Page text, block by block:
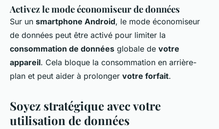
Activez le mode économiseur de données
Sur un smartphone Android, le mode économiseur
de données peut être activé pour limiter la
consommation de données globale de votre
appareil. Cela bloque la consommation en arrière-
plan et peut aider à prolonger votre forfait.
Soyez stratégique avec votre
utilisation de données